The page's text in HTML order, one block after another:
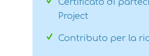
Project
Contributo per la